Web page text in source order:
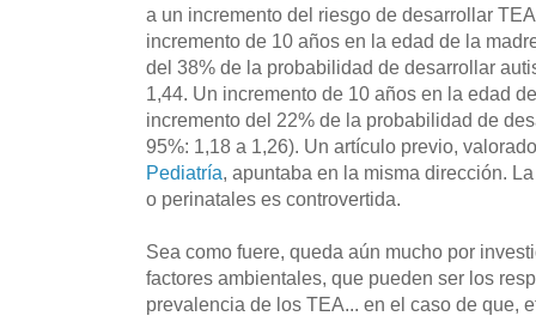
a un incremento del riesgo de desarrollar
incremento de 10 años en la edad de la
del 38% de la probabilidad de desarrollar
1,44. Un incremento de 10 años en la edad
incremento del 22% de la probabilidad de
95%: 1,18 a 1,26). Un artículo previo,
Pediatría, apuntaba en la misma dirección.
o perinatales es controvertida.
Sea como fuere, queda aún mucho por
factores ambientales, que pueden ser los
prevalencia de los TEA... en el caso de que,